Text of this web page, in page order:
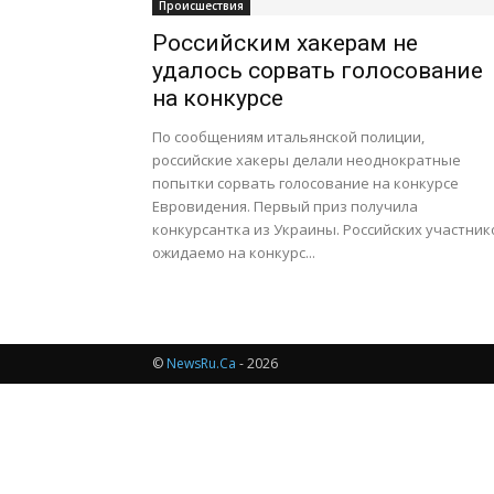
Происшествия
Российским хакерам не
удалось сорвать голосование
на конкурсе
По сообщениям итальянской полиции,
российские хакеры делали неоднократные
попытки сорвать голосование на конкурсе
Евровидения. Первый приз получила
конкурсантка из Украины. Российских
ожидаемо на конкурс...
© NewsRu.Ca - 2026